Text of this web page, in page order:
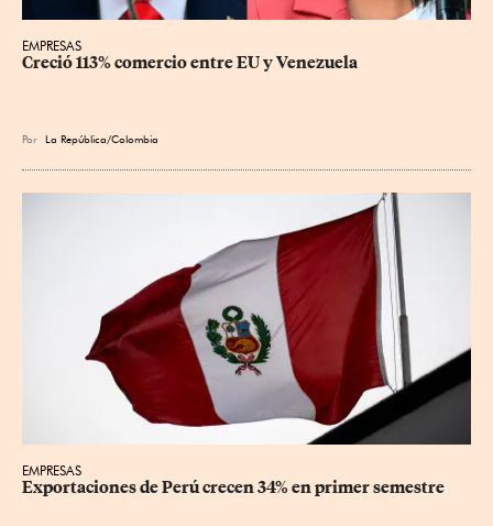
EMPRESAS
Creció 113% comercio entre EU y Venezuela
Por La República/Colombia
EMPRESAS
Exportaciones de Perú crecen 34% en primer semestre